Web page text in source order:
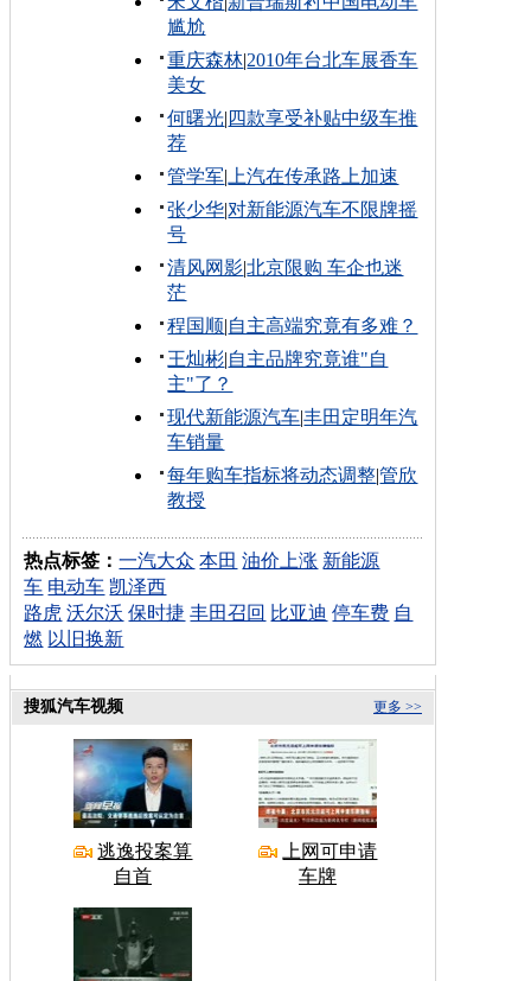
尴尬
重庆森林|2010年台北车展香车
美女
何曙光| 四款享受补贴中级车推
荐
管学军| 上汽在传承路上加速
张少华|对新能源汽车不限牌摇
号
清风网影|北京限购 车企也迷
茫
程国顺|自主高端究竟有多难？
王灿彬|自主品牌究竟谁"自
主"了？
现代新能源汽车|丰田定明年汽
车销量
每年购车指标将动态调整|管欣
教授
热点标签：一汽大众 本田 油价上涨 新能源
车 电动车 凯泽西
路虎 沃尔沃 保时捷 丰田召回 比亚迪 停车费 自
燃 以旧换新
更多 >>
搜狐汽车视频
逃逸投案算
自首
上网可申请
车牌